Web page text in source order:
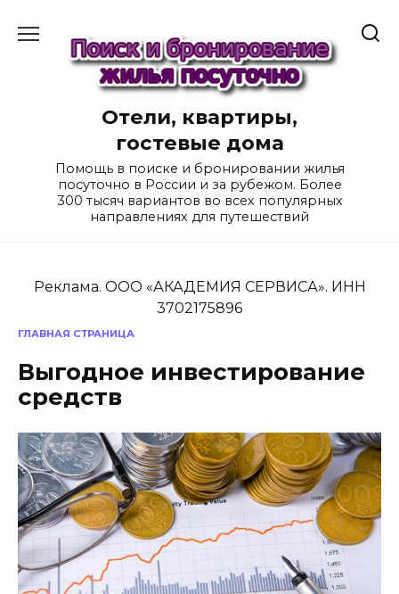
содержанию
Отели, квартиры,
гостевые дома
Помощь в поиске и бронировании жилья
посуточно в России и за рубежом. Более
300 тысяч вариантов во всех популярных
направлениях для путешествий
Реклама. ООО «АКАДЕМИЯ СЕРВИСА». ИНН
3702175896
ГЛАВНАЯ СТРАНИЦА
Выгодное инвестирование
средств